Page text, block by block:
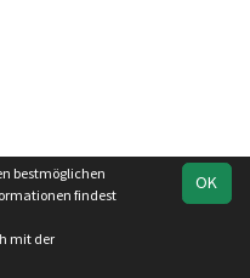
2026
Datenschutz
OK
bestmöglichen
findest
mit der